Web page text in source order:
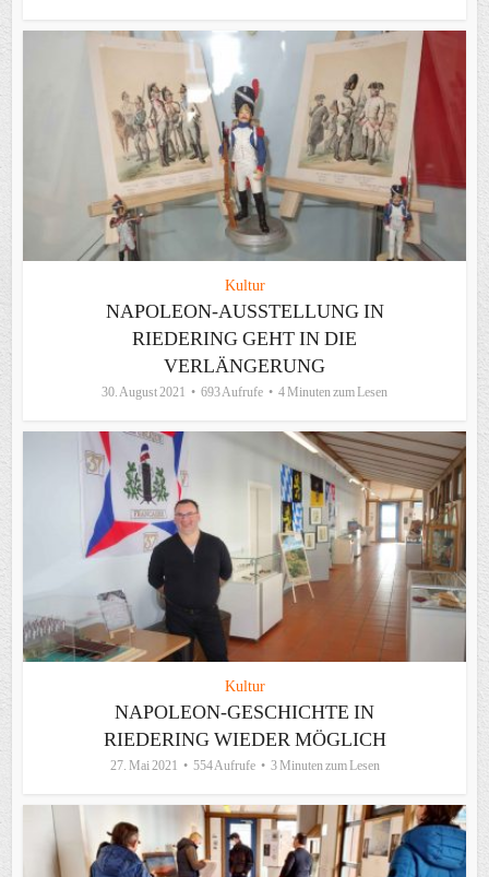
Kultur
NAPOLEON-AUSSTELLUNG IN
RIEDERING GEHT IN DIE
VERLÄNGERUNG
30. August 2021 693 Aufrufe 4 Minuten zum Lesen
Kultur
NAPOLEON-GESCHICHTE IN
RIEDERING WIEDER MÖGLICH
27. Mai 2021 554 Aufrufe 3 Minuten zum Lesen